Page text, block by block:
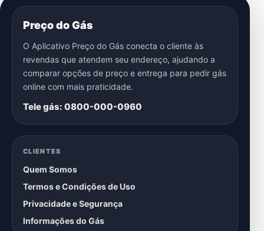
Preço do Gás
O Aplicativo Preço do Gás conecta o cliente às
revendas que atendem seu endereço, ajudando a
comparar opções de preço e entrega para pedir gás
online com mais praticidade.
Tele gás: 0800-000-0960
CLIENTES
Quem Somos
Termos e Condições de Uso
Privacidade e Segurança
Informações do Gás